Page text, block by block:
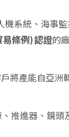
機系統、海事
易條例) 認證的
將產能自亞洲
推進器、鏡頭